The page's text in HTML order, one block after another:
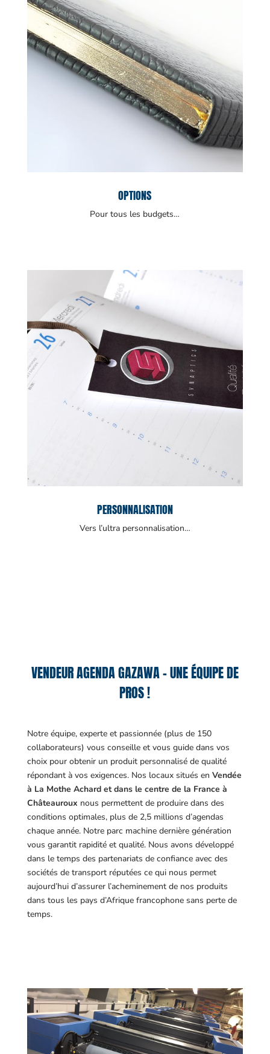
OPTIONS
Pour tous les budgets…
PERSONNALISATION
Vers l’ultra personnalisation…
VENDEUR AGENDA GAZAWA – UNE ÉQUIPE DE
PROS !
Notre équipe, experte et passionnée (plus de 150
collaborateurs) vous conseille et vous guide dans vos
choix pour obtenir un produit personnalisé de qualité
répondant à vos exigences. Nos locaux situés en Vendée
à La Mothe Achard et dans le centre de la France à
Châteauroux nous permettent de produire dans des
conditions optimales, plus de 2,5 millions d’agendas
chaque année. Notre parc machine dernière génération
vous garantit rapidité et qualité. Nous avons développé
dans le temps des partenariats de confiance avec des
sociétés de transport réputées ce qui nous permet
aujourd’hui d’assurer l’acheminement de nos produits
dans tous les pays d’Afrique francophone sans perte de
temps.